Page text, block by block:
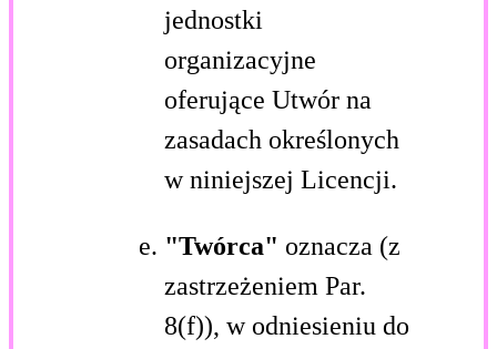
jednostki
organizacyjne
oferujące Utwór na
zasadach określonych
w niniejszej Licencji.
"Twórca" oznacza (z
zastrzeżeniem Par.
8(f)), w odniesieniu do